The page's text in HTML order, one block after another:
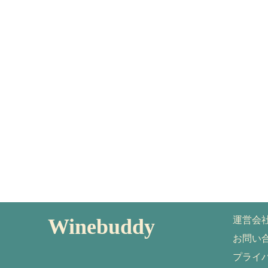
Winebuddy
運営会
お問い
プライ